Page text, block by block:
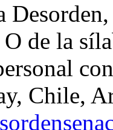
de la
Chile,